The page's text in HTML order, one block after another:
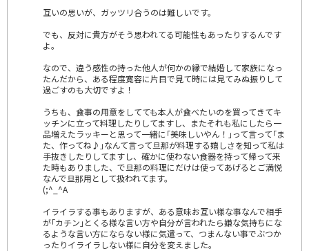
互いの思いが、ガッツリ合うのは難しいです。
でも、反対に貴方がそう思われてる可能性もあったりするんです
よ。
なので、違う感性の持った他人が何かの縁で結婚して家族になっ
たんだから、ある程度寛容に片目で見て時には見てみぬ振りして
過ごすのも大切ですよ！
うちも、食事の用意をしてても本人が食べたいのを買ってきてキ
ッチンに立って料理したりしてますし、またそれも私にしたら一
品増えたラッキーと思って一緒に｢美味しいやん！｣って言って｢ま
た、作ってね♪｣なんて言って旦那が料理する嬉しさを知って私は
手抜きしたりしてますし、確かに使わない食器を持って帰って来
た時もありました、で旦那の料理にだけは使ってあげるとご満悦
なんで旦那用として扱われてます。
(;^_^A
イライラする事もありますが、ある意味お互い様な事なんで相手
が｢カチン｣とくる様な言い方や自分が言われたら嫌な気持ちにな
るような言い方にならない様に気遣って、つまんない事でぶつか
ったりイライラしない様に自分を変えました。